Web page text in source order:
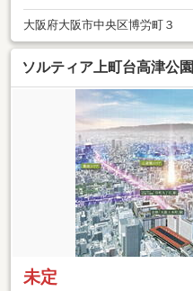
大阪府大阪市中央区博労町３
ソルティア上町台高津公園
未定